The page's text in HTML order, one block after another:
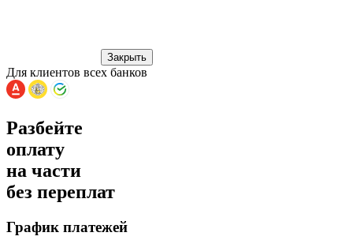
Закрыть
Для клиентов всех банков
Разбейте
оплату
на части
без переплат
График платежей